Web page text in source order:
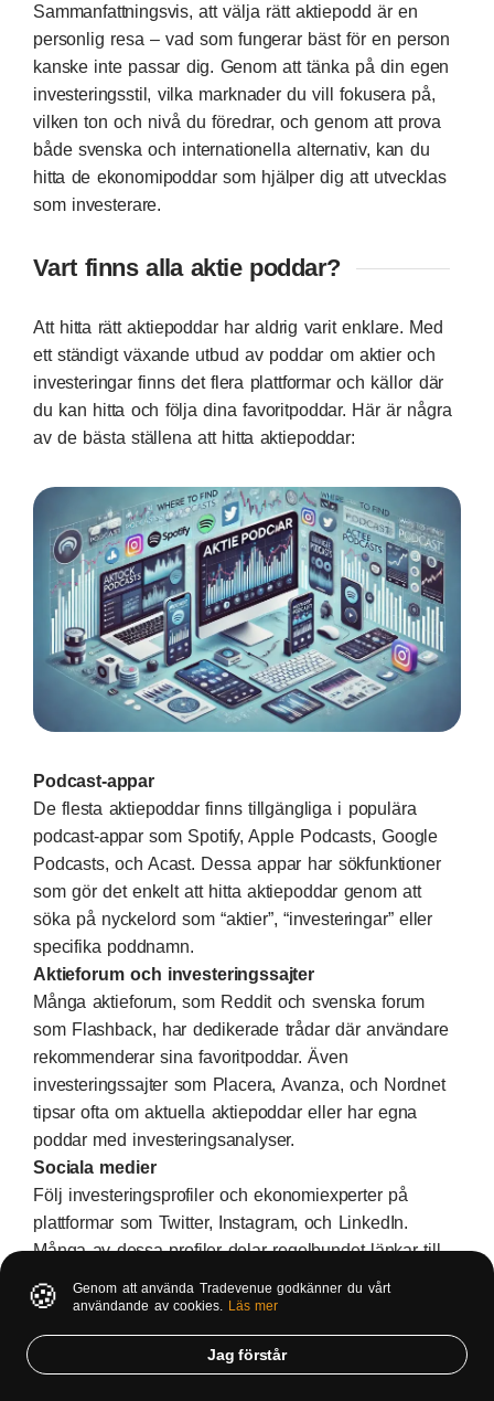
Sammanfattningsvis, att välja rätt aktiepodd är en
personlig resa – vad som fungerar bäst för en person
kanske inte passar dig. Genom att tänka på din egen
investeringsstil, vilka marknader du vill fokusera på,
vilken ton och nivå du föredrar, och genom att prova
både svenska och internationella alternativ, kan du
hitta de ekonomipoddar som hjälper dig att utvecklas
som investerare.
Vart finns alla aktie poddar?
Att hitta rätt aktiepoddar har aldrig varit enklare. Med
ett ständigt växande utbud av poddar om aktier och
investeringar finns det flera plattformar och källor där
du kan hitta och följa dina favoritpoddar. Här är några
av de bästa ställena att hitta aktiepoddar:
Podcast-appar
De flesta aktiepoddar finns tillgängliga i populära
podcast-appar som Spotify, Apple Podcasts, Google
Podcasts, och Acast. Dessa appar har sökfunktioner
som gör det enkelt att hitta aktiepoddar genom att
söka på nyckelord som “aktier”, “investeringar” eller
specifika poddnamn.
Aktieforum och investeringssajter
Många aktieforum, som Reddit och svenska forum
som Flashback, har dedikerade trådar där användare
rekommenderar sina favoritpoddar. Även
investeringssajter som Placera, Avanza, och Nordnet
tipsar ofta om aktuella aktiepoddar eller har egna
poddar med investeringsanalyser.
Sociala medier
Följ investeringsprofiler och ekonomiexperter på
plattformar som Twitter, Instagram, och LinkedIn.
Många av dessa profiler delar regelbundet länkar till
aktiepoddar och diskuterar avsnitt som de tycker är
särskilt intressanta.
Aktiepoddarnas egna hemsidor
Många av de mest populära aktiepoddarna har egna
🍪
Genom att använda Tradevenue godkänner du vårt
användande av cookies. Läs mer
Jag förstår